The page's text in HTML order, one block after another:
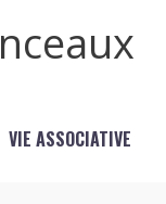
VIE ASSOCIATIVE